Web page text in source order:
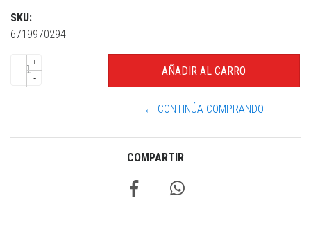
SKU:
6719970294
+
-
← CONTINÚA COMPRANDO
COMPARTIR